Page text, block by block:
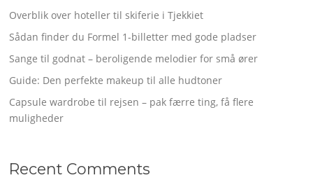
Overblik over hoteller til skiferie i Tjekkiet
Sådan finder du Formel 1-billetter med gode pladser
Sange til godnat – beroligende melodier for små ører
Guide: Den perfekte makeup til alle hudtoner
Capsule wardrobe til rejsen – pak færre ting, få flere
muligheder
Recent Comments